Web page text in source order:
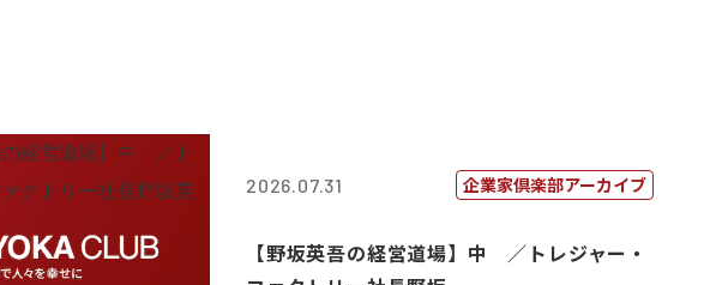
2026.07.31 企業家倶楽部アーカイブ
【野坂英吾の経営道場】中 ／トレジャー・